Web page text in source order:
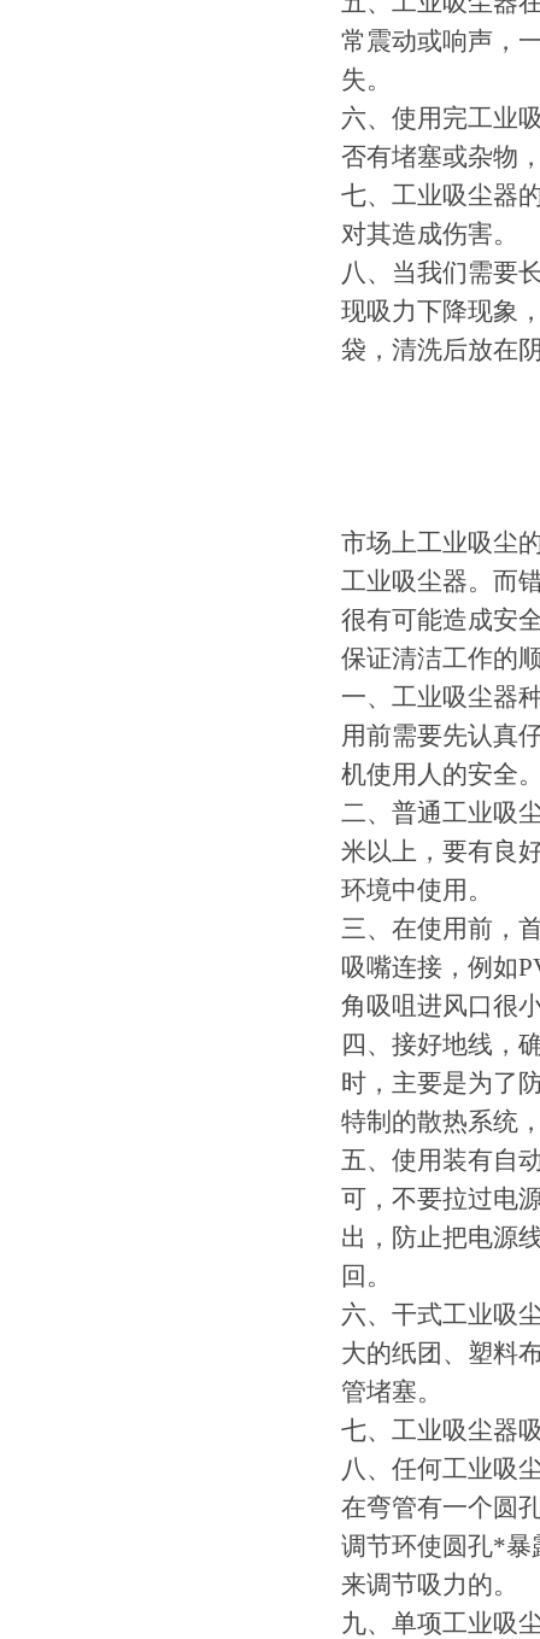
常震动或响声，
失。
六、使用完工业
否有堵塞或杂物
七、工业吸尘器
对其造成伤害。
八、当我们需要
现吸力下降现象
袋，清洗后放在
市场上工业吸尘
工业吸尘器。而
很有可能造成安
保证清洁工作的
一、工业吸尘器
用前需要先认真
机使用人的安全
二、普通工业吸
米以上，要有良
环境中使用。
三、在使用前，
吸嘴连接，例如
角吸咀进风口很
四、接好地线，
时，主要是为了
特制的散热系统
五、使用装有自
可，不要拉过电
出，防止把电源
回。
六、干式工业吸
大的纸团、塑料
管堵塞。
七、工业吸尘器
八、任何工业吸
在弯管有一个圆
调节环使圆孔*暴
来调节吸力的。
九、单项工业吸